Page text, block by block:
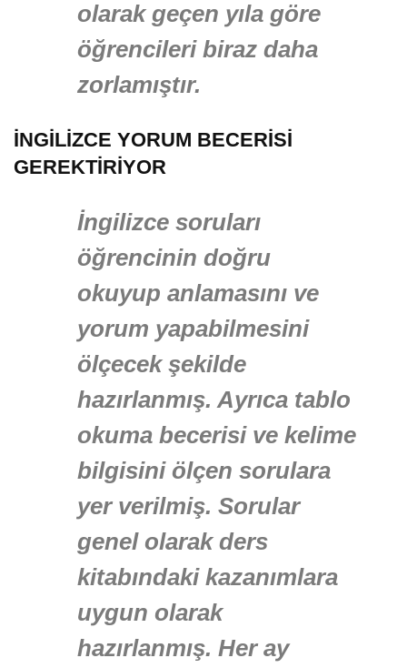
olarak geçen yıla göre
öğrencileri biraz daha
zorlamıştır.
İNGİLİZCE YORUM BECERİSİ
GEREKTİRİYOR
İngilizce soruları
öğrencinin doğru
okuyup anlamasını ve
yorum yapabilmesini
ölçecek şekilde
hazırlanmış. Ayrıca tablo
okuma becerisi ve kelime
bilgisini ölçen sorulara
yer verilmiş. Sorular
genel olarak ders
kitabındaki kazanımlara
uygun olarak
hazırlanmış. Her ay